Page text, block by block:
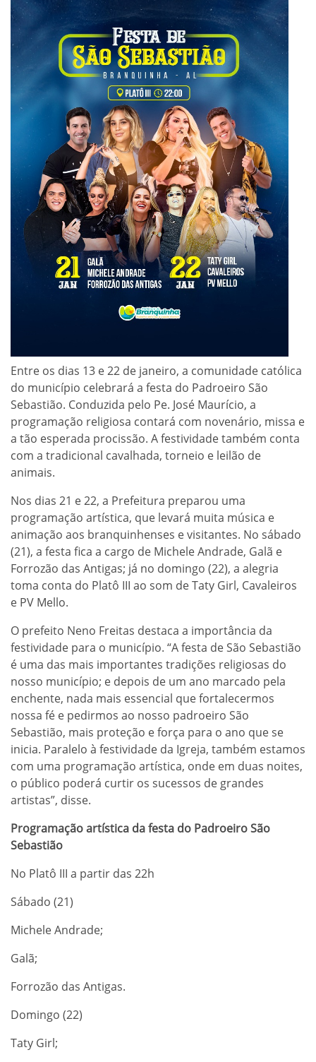
Entre os dias 13 e 22 de janeiro, a comunidade católica
do município celebrará a festa do Padroeiro São
Sebastião. Conduzida pelo Pe. José Maurício, a
programação religiosa contará com novenário, missa e
a tão esperada procissão. A festividade também conta
com a tradicional cavalhada, torneio e leilão de
animais.
Nos dias 21 e 22, a Prefeitura preparou uma
programação artística, que levará muita música e
animação aos branquinhenses e visitantes. No sábado
(21), a festa fica a cargo de Michele Andrade, Galã e
Forrozão das Antigas; já no domingo (22), a alegria
toma conta do Platô III ao som de Taty Girl, Cavaleiros
e PV Mello.
O prefeito Neno Freitas destaca a importância da
festividade para o município. “A festa de São Sebastião
é uma das mais importantes tradições religiosas do
nosso município; e depois de um ano marcado pela
enchente, nada mais essencial que fortalecermos
nossa fé e pedirmos ao nosso padroeiro São
Sebastião, mais proteção e força para o ano que se
inicia. Paralelo à festividade da Igreja, também estamos
com uma programação artística, onde em duas noites,
o público poderá curtir os sucessos de grandes
artistas”, disse.
Programação artística da festa do Padroeiro São
Sebastião
No Platô III a partir das 22h
Sábado (21)
Michele Andrade;
Galã;
Forrozão das Antigas.
Domingo (22)
Taty Girl;